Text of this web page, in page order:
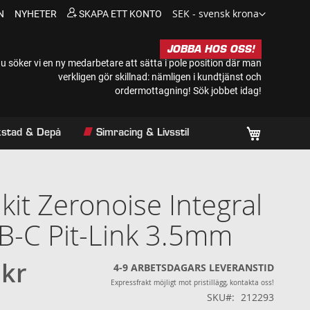
Valuta
SEK - svensk krona
NYHETER SKAPA ETT KONTO
JOBBA HOS OSS!
söker vi en ny medarbetare att sätta i pole position där man
verkligen gör skillnad: nämligen i kundtjänst och
ordermottagning! Sök jobbet idag!
& Depå Simracing & Livsstil
Zeronoise Integral
C Pit-Link 3.5mm
4-9 ARBETSDAGARS LEVERANSTID
Expressfrakt möjligt mot pristillägg, kontakta oss!
SKU 212293